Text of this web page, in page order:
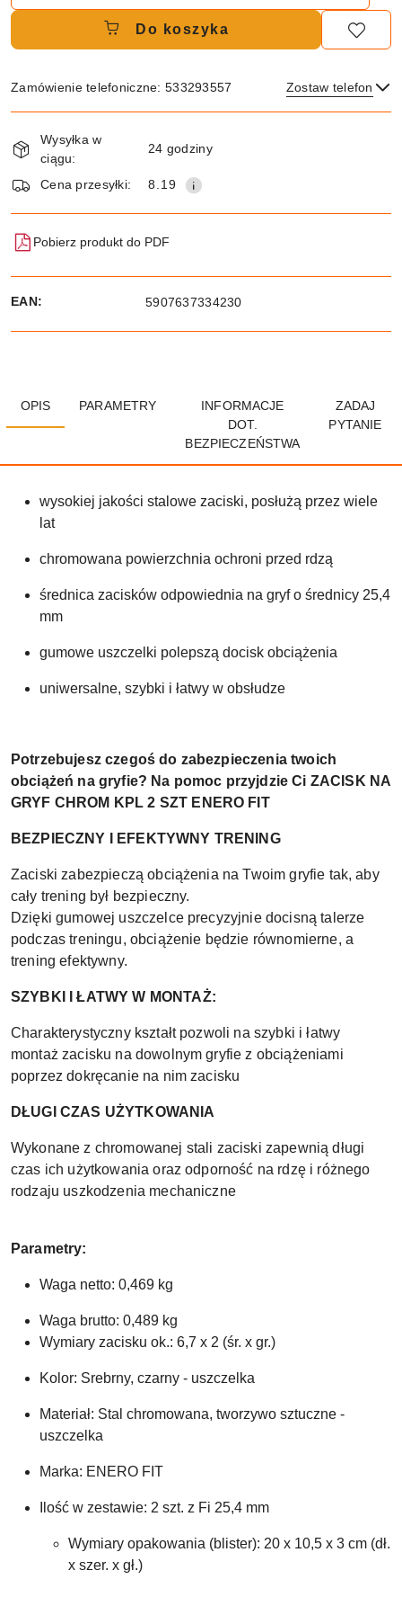
Do koszyka
Zamówienie telefoniczne: 533293557 Zostaw telefon
Dostępność
i
dostawa
Wysyłka w
ciągu:
24 godziny
Cena przesyłki: 8.19
Pobierz produkt do PDF
EAN: 5907637334230
OPIS PARAMETRY
INFORMACJE
DOT.
BEZPIECZEŃSTWA
ZADAJ
PYTANIE
wysokiej jakości stalowe zaciski, posłużą przez wiele
lat
chromowana powierzchnia ochroni przed rdzą
średnica zacisków odpowiednia na gryf o średnicy 25,4
mm
gumowe uszczelki polepszą docisk obciążenia
uniwersalne, szybki i łatwy w obsłudze
Potrzebujesz czegoś do zabezpieczenia twoich
obciążeń na gryfie? Na pomoc przyjdzie Ci ZACISK NA
GRYF CHROM KPL 2 SZT ENERO FIT
BEZPIECZNY I EFEKTYWNY TRENING
Zaciski zabezpieczą obciążenia na Twoim gryfie tak, aby
cały trening był bezpieczny.
Dzięki gumowej uszczelce precyzyjnie docisną talerze
podczas treningu, obciążenie będzie równomierne, a
trening efektywny.
SZYBKI I ŁATWY W MONTAŻ:
Charakterystyczny kształt pozwoli na szybki i łatwy
montaż zacisku na dowolnym gryfie z obciążeniami
poprzez dokręcanie na nim zacisku
DŁUGI CZAS UŻYTKOWANIA
Wykonane z chromowanej stali zaciski zapewnią długi
czas ich użytkowania oraz odporność na rdzę i różnego
rodzaju uszkodzenia mechaniczne
Parametry:
Waga netto: 0,469 kg
Waga brutto: 0,489 kg
Wymiary zacisku ok.: 6,7 x 2 (śr. x gr.)
Kolor: Srebrny, czarny - uszczelka
Materiał: Stal chromowana, tworzywo sztuczne -
uszczelka
Marka: ENERO FIT
Ilość w zestawie: 2 szt. z Fi 25,4 mm
Wymiary opakowania (blister): 20 x 10,5 x 3 cm (dł.
x szer. x gł.)